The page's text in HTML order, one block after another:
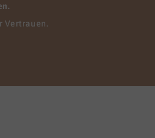
Vertrauen.